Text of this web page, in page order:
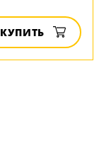
КУПИТЬ